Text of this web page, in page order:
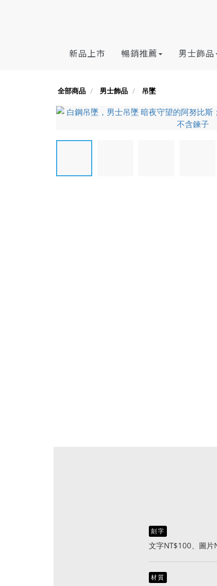
新品上市 暢銷推薦 男士飾品
全部商品 男士飾品 吊墜
刻字
文字NT$100、圖片
材質